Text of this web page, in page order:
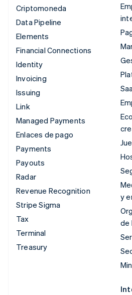
Criptomoneda
Data Pipeline
Elements
Financial Connections
Identity
Invoicing
Issuing
Link
Managed Payments
Enlaces de pago
Payments
Payouts
Radar
Revenue Recognition
Stripe Sigma
Tax
Terminal
Treasury
y
de